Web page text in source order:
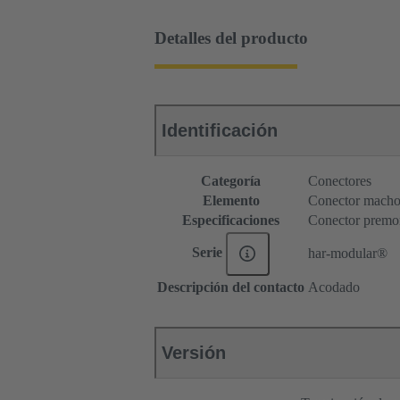
Detalles del producto
Identificación
Categoría
Conectores
Elemento
Conector macho
Especificaciones
Conector
Serie har-modular®
Descripción del contacto Acodado
Versión